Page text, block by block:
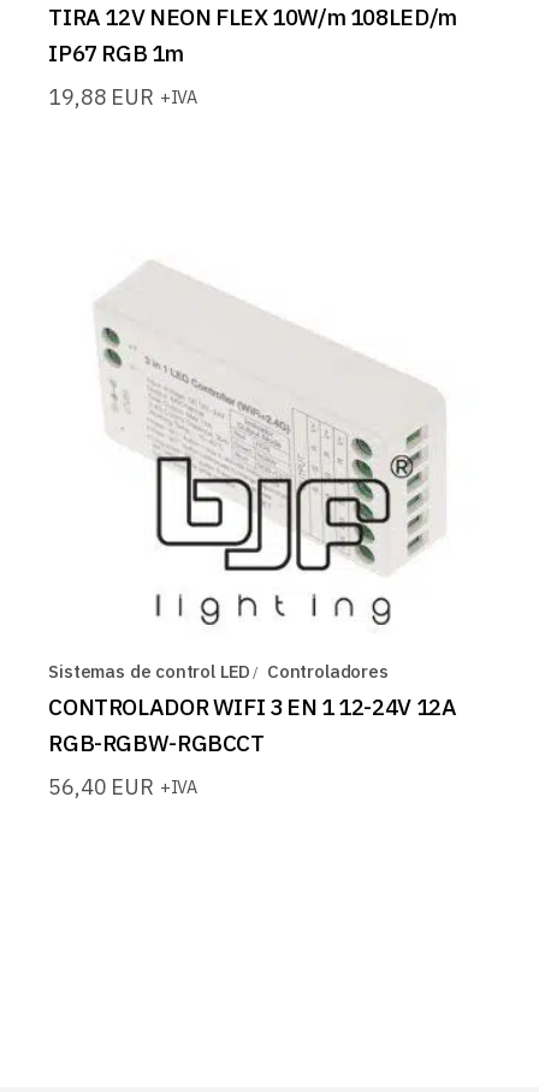
TIRA 12V NEON FLEX 10W/m 108LED/m
IP67 RGB 1m
19,88 EUR +IVA
Sistemas de control LED Controladores
CONTROLADOR WIFI 3 EN 1 12-24V 12A
RGB-RGBW-RGBCCT
56,40 EUR +IVA